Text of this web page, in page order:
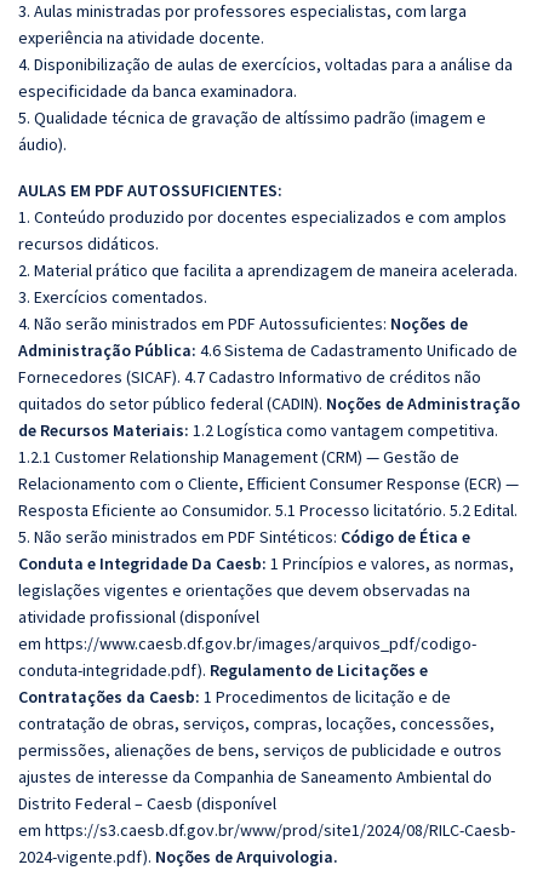
3. Aulas ministradas por professores especialistas, com larga
experiência na atividade docente.
4. Disponibilização de aulas de exercícios, voltadas para a análise da
especificidade da banca examinadora.
5. Qualidade técnica de gravação de altíssimo padrão (imagem e
áudio).
AULAS EM PDF AUTOSSUFICIENTES:
1. Conteúdo produzido por docentes especializados e com amplos
recursos didáticos.
2. Material prático que facilita a aprendizagem de maneira acelerada.
3. Exercícios comentados.
4. Não serão ministrados em PDF Autossuficientes: Noções de
Administração Pública: 4.6 Sistema de Cadastramento Unificado de
Fornecedores (SICAF). 4.7 Cadastro Informativo de créditos não
quitados do setor público federal (CADIN). Noções de Administração
de Recursos Materiais: 1.2 Logística como vantagem competitiva.
1.2.1 Customer Relationship Management (CRM) —Gestão de
Relacionamento com o Cliente, Efficient Consumer Response (ECR) —
Resposta Eficiente ao Consumidor. 5.1 Processo licitatório. 5.2 Edital.
5. Não serão ministrados em PDF Sintéticos: Código de Ética e
Conduta e Integridade Da Caesb: 1 Princípios e valores, as normas,
legislações vigentes e orientações que devem observadas na
atividade profissional (disponível
em https://www.caesb.df.gov.br/images/arquivos_pdf/codigo-
conduta-integridade.pdf). Regulamento de Licitações e
Contratações da Caesb: 1 Procedimentos de licitação e de
contratação de obras, serviços, compras, locações, concessões,
permissões, alienações de bens, serviços de publicidade e outros
ajustes de interesse da Companhia de Saneamento Ambiental do
Distrito Federal – Caesb (disponível
em https://s3.caesb.df.gov.br/www/prod/site1/2024/08/RILC-Caesb-
2024-vigente.pdf). Noções de Arquivologia.